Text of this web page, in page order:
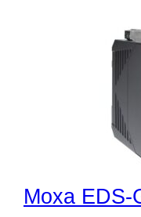
Moxa EDS-